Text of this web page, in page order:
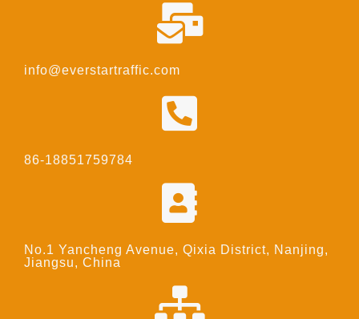
info@everstartraffic.com
86-18851759784
No.1 Yancheng Avenue, Qixia District, Nanjing,
Jiangsu, China